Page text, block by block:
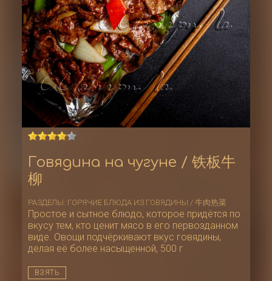
Говядина на чугуне / 铁板牛
柳
РАЗДЕЛЫ: ГОРЯЧИЕ БЛЮДА ИЗ ГОВЯДИНЫ / 牛肉热菜
Простое и сытное блюдо, которое придётся по
вкусу тем, кто ценит мясо в его первозданном
виде. Овощи подчёркивают вкус говядины,
делая её более насыщенной, 500 г
ВЗЯТЬ